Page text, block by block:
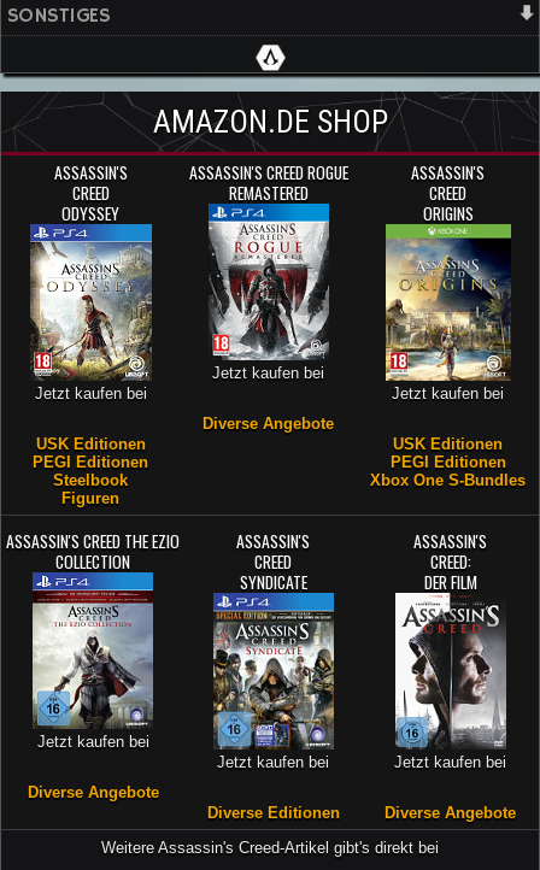
SONSTIGES
AMAZON.DE SHOP
ASSASSIN'S
CREED
ODYSSEY
Jetzt kaufen bei
USK Editionen
PEGI Editionen
Steelbook
Figuren
ASSASSIN'S CREED ROGUE
REMASTERED
Jetzt kaufen bei
Diverse Angebote
ASSASSIN'S
CREED
ORIGINS
Jetzt kaufen bei
USK Editionen
PEGI Editionen
Xbox One S-Bundles
ASSASSIN'S CREED THE EZIO
COLLECTION
Jetzt kaufen bei
Diverse Angebote
ASSASSIN'S
CREED
SYNDICATE
Jetzt kaufen bei
Diverse Editionen
ASSASSIN'S
CREED:
DER FILM
Jetzt kaufen bei
Diverse Angebote
Weitere Assassin's Creed-Artikel gibt's direkt bei